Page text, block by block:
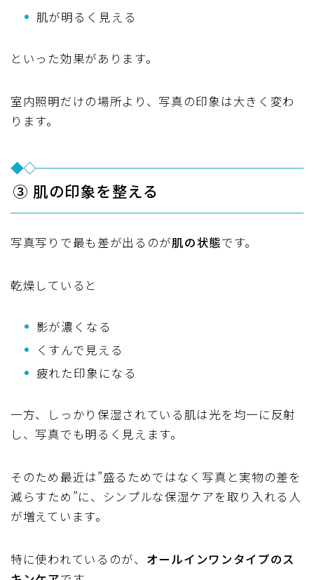
肌が明るく見える
といった効果があります。
室内照明だけの場所より、写真の印象は大きく変わ
ります。
③ 肌の印象を整える
写真写りで最も差が出るのが肌の状態です。
乾燥していると
影が濃くなる
くすんで見える
疲れた印象になる
一方、しっかり保湿されている肌は光を均一に反射
し、写真でも明るく見えます。
そのため最近は”盛るためではなく写真と実物の差を
減らすため”に、シンプルな保湿ケアを取り入れる人
が増えています。
特に使われているのが、 オールインワンタイプのス